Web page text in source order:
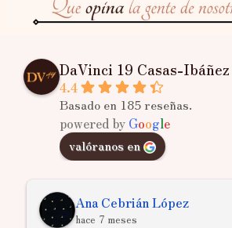
DaVinci 19 Casas-Ibáñez
4.4
Basado en 185 reseñas.
powered by Google
valóranos en
Ana Cebrián López
hace 7 meses